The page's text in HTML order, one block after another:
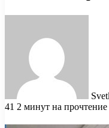
41 2 минут на прочтение